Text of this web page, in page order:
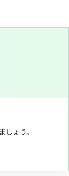
ょう。